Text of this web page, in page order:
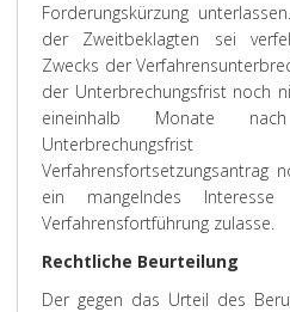
Forderungskürzung
der Zweitbeklagten sei
Zwecks der
der Unterbrechungsfrist noch
eineinhalb Monate
Verfahrensfortsetzungsantrag
ein mangelndes
Verfahrensfortführung zulasse.
Rechtliche Beurteilung
Der gegen das Urteil des